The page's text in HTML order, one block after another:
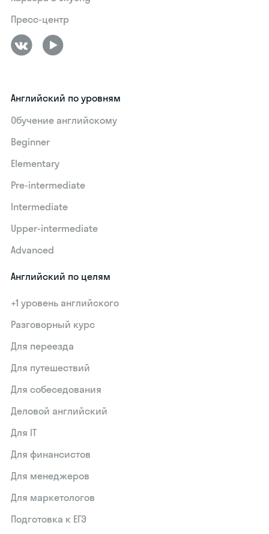
Пресс-центр
Английский по уровням
Обучение английскому
Beginner
Elementary
Pre-intermediate
Intermediate
Upper-intermediate
Advanced
Английский по целям
+1 уровень английского
Разговорный курс
Для переезда
Для путешествий
Для собеседования
Деловой английский
Для IT
Для финансистов
Для менеджеров
Для маркетологов
Подготовка к ЕГЭ